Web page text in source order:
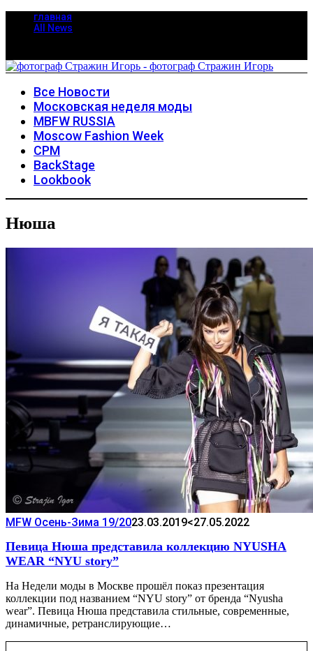
главная
All News
Все Новости
Московская неделя моды
MBFW RUSSIA
Moscow Fashion Week
CPM
BackStage
Lookbook
Нюша
MFW Осень-Зима 19/2023.03.2019<27.05.2022
Певица Нюша представила коллекцию NYUSHA
WEAR “NYU story”
На Недели моды в Москве прошёл показ презентация
коллекции под названием “NYU story” от бренда “Nyusha
wear”. Певица Нюша представила стильные, современные,
динамичные, ретранслирующие…